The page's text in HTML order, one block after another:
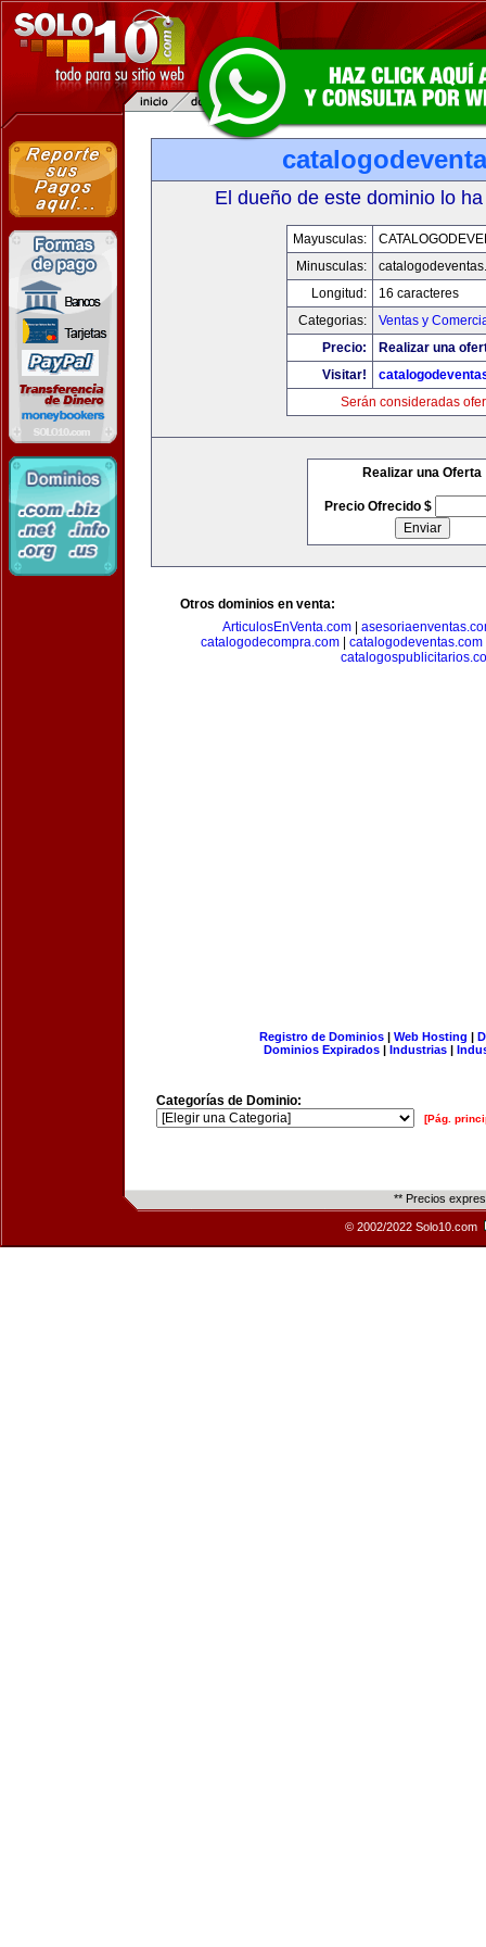
El dueño de este dominio lo
Mayusculas:
Minusculas:
Longitud:
16 caracteres
Categorias:
Ventas y
Precio:
Realizar una
Visitar!
Serán consideradas
Realizar una Oferta
Precio Ofrecido $
Otros dominios en venta:
ArticulosEnVenta.com|
catalogodecompra.com| catalogodeventas.com
Registro de Dominios| Web Hosting |
Dominios Expirados | Industrias |
Categorías de Dominio:
[Pág.
** Precios
© 2002/2022 Solo10.com